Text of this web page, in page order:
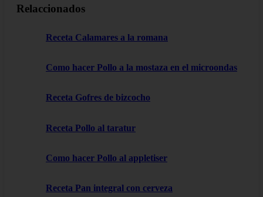
Relaccionados
Receta Calamares a la romana
Como hacer Pollo a la mostaza en el microondas
Receta Gofres de bizcocho
Receta Pollo al taratur
Como hacer Pollo al appletiser
Receta Pan integral con cerveza